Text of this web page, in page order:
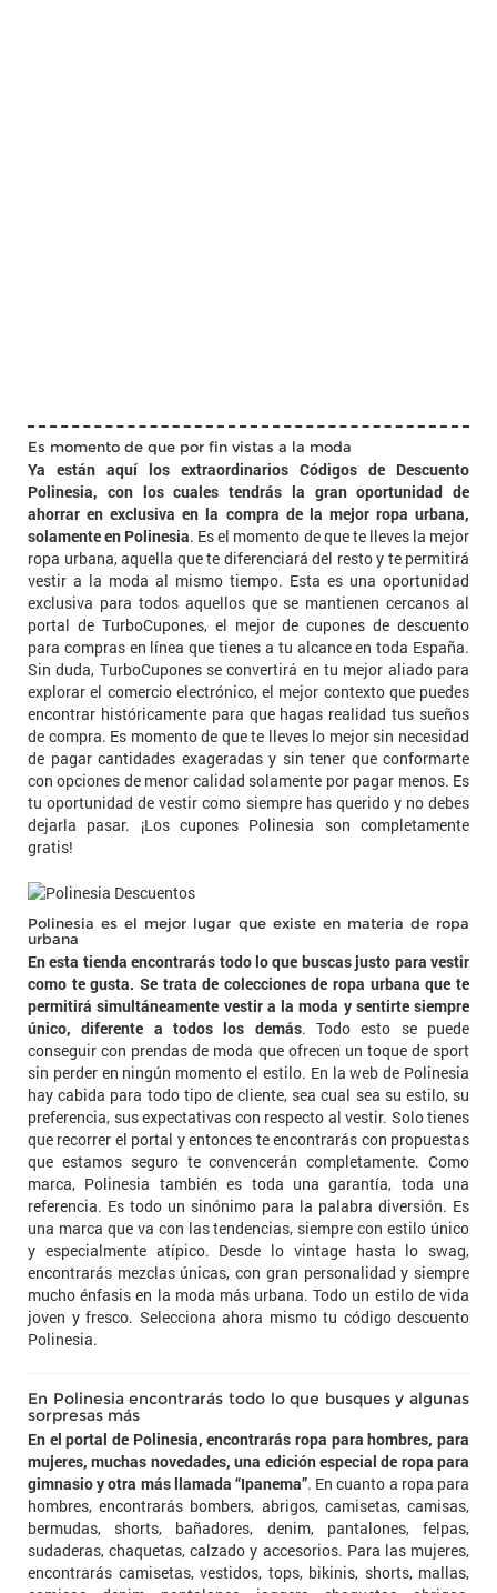
Es momento de que por fin vistas a la moda
Ya están aquí los extraordinarios Códigos de Descuento
Polinesia, con los cuales tendrás la gran oportunidad de
ahorrar en exclusiva en la compra de la mejor ropa urbana,
solamente en Polinesia. Es el momento de que te lleves la mejor
ropa urbana, aquella que te diferenciará del resto y te permitirá
vestir a la moda al mismo tiempo. Esta es una oportunidad
exclusiva para todos aquellos que se mantienen cercanos al
portal de TurboCupones, el mejor de cupones de descuento
para compras en línea que tienes a tu alcance en toda España.
Sin duda, TurboCupones se convertirá en tu mejor aliado para
explorar el comercio electrónico, el mejor contexto que puedes
encontrar históricamente para que hagas realidad tus sueños
de compra. Es momento de que te lleves lo mejor sin necesidad
de pagar cantidades exageradas y sin tener que conformarte
con opciones de menor calidad solamente por pagar menos. Es
tu oportunidad de vestir como siempre has querido y no debes
dejarla pasar. ¡Los cupones Polinesia son completamente
gratis!
Polinesia es el mejor lugar que existe en materia de ropa
urbana
En esta tienda encontrarás todo lo que buscas justo para vestir
como te gusta. Se trata de colecciones de ropa urbana que te
permitirá simultáneamente vestir a la moda y sentirte siempre
único, diferente a todos los demás. Todo esto se puede
conseguir con prendas de moda que ofrecen un toque de sport
sin perder en ningún momento el estilo. En la web de Polinesia
hay cabida para todo tipo de cliente, sea cual sea su estilo, su
preferencia, sus expectativas con respecto al vestir. Solo tienes
que recorrer el portal y entonces te encontrarás con propuestas
que estamos seguro te convencerán completamente. Como
marca, Polinesia también es toda una garantía, toda una
referencia. Es todo un sinónimo para la palabra diversión. Es
una marca que va con las tendencias, siempre con estilo único
y especialmente atípico. Desde lo vintage hasta lo swag,
encontrarás mezclas únicas, con gran personalidad y siempre
mucho énfasis en la moda más urbana. Todo un estilo de vida
joven y fresco. Selecciona ahora mismo tu código descuento
Polinesia.
En Polinesia encontrarás todo lo que busques y algunas
sorpresas más
En el portal de Polinesia, encontrarás ropa para hombres, para
mujeres, muchas novedades, una edición especial de ropa para
gimnasio y otra más llamada “Ipanema”. En cuanto a ropa para
hombres, encontrarás bombers, abrigos, camisetas, camisas,
bermudas, shorts, bañadores, denim, pantalones, felpas,
sudaderas, chaquetas, calzado y accesorios. Para las mujeres,
encontrarás camisetas, vestidos, tops, bikinis, shorts, mallas,